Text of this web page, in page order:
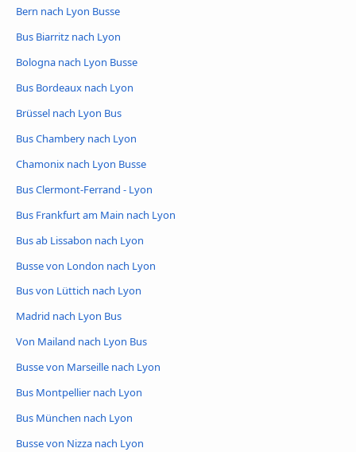
Bern nach Lyon Busse
Bus Biarritz nach Lyon
Bologna nach Lyon Busse
Bus Bordeaux nach Lyon
Brüssel nach Lyon Bus
Bus Chambery nach Lyon
Chamonix nach Lyon Busse
Bus Clermont-Ferrand - Lyon
Bus Frankfurt am Main nach Lyon
Bus ab Lissabon nach Lyon
Busse von London nach Lyon
Bus von Lüttich nach Lyon
Madrid nach Lyon Bus
Von Mailand nach Lyon Bus
Busse von Marseille nach Lyon
Bus Montpellier nach Lyon
Bus München nach Lyon
Busse von Nizza nach Lyon